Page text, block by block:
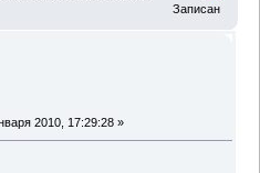
Записан
2010, 17:29:28 »